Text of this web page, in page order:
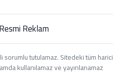
Resmi Reklam
sorumlu tutulamaz. Sitedeki tüm harici
kullanılamaz ve yayınlanamaz